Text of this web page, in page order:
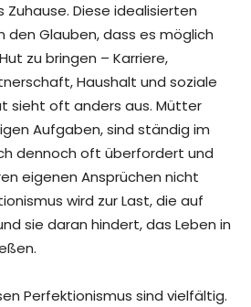
Zuhause. Diese idealisierten
den Glauben, dass es möglich
zu bringen – Karriere,
Haushalt und soziale
sieht oft anders aus. Mütter
Aufgaben, sind ständig im
dennoch oft überfordert und
eigenen Ansprüchen nicht
wird zur Last, die auf
sie daran hindert, das Leben in
Perfektionismus sind vielfältig.